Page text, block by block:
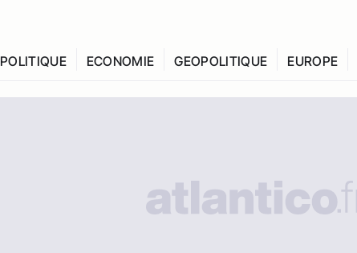
POLITIQUE ECONOMIE GEOPOLITIQUE EUROPE